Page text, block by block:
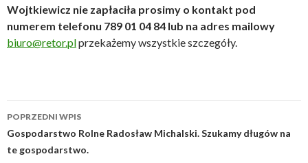
Wojtkiewicz nie zapłaciła prosimy o kontakt pod
numerem telefonu 789 01 04 84 lub na adres mailowy
biuro@retor.plprzekażemy wszystkie szczegóły.
Zobacz
wpisy
POPRZEDNI WPIS
Gospodarstwo Rolne Radosław Michalski. Szukamy długów na
te gospodarstwo.